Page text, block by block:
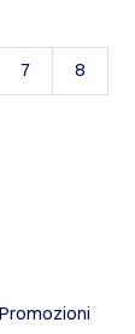
7 8
Promozioni